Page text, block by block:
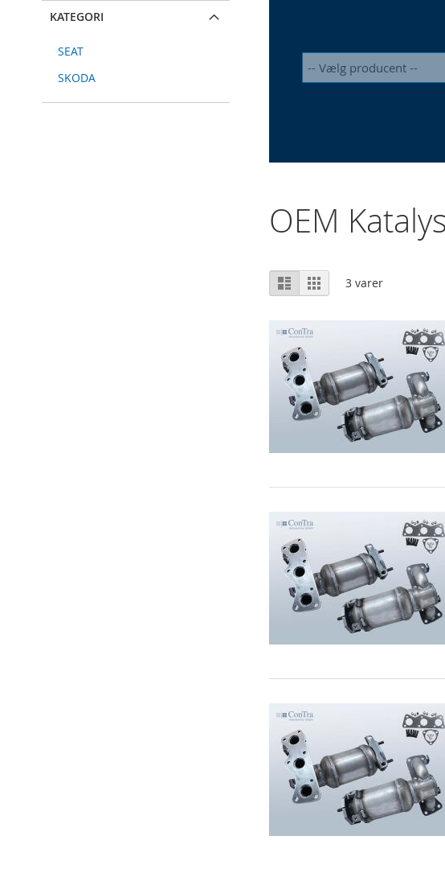
OEM
Vis
som
Liste Gitter
3 varer
KATEGORI
SEAT
SKODA